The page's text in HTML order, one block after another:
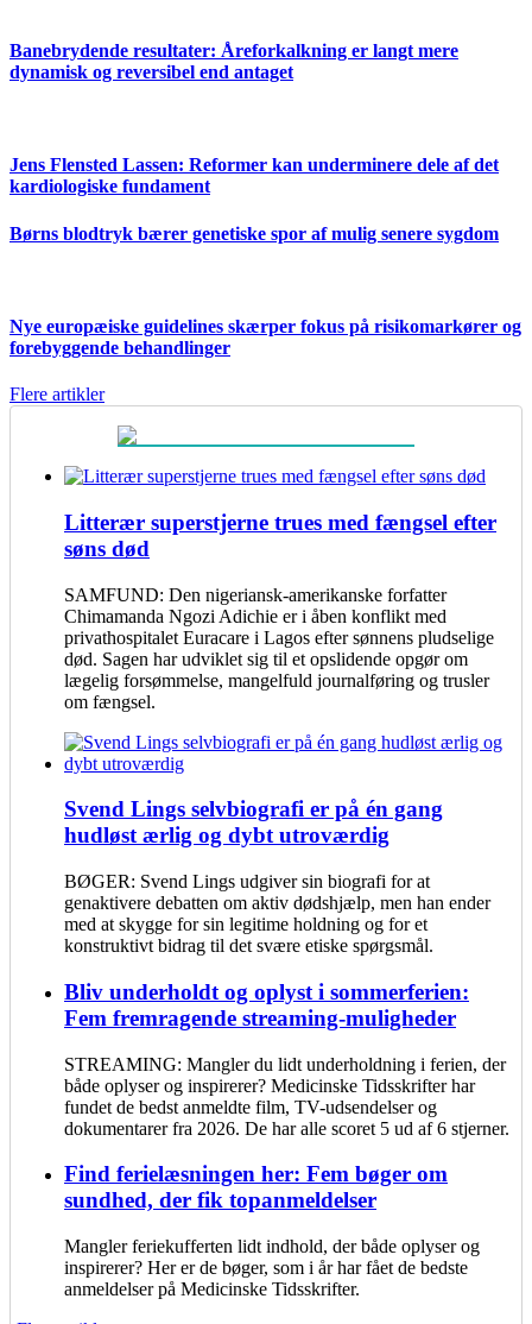
Banebrydende resultater: Åreforkalkning er langt mere
dynamisk og reversibel end antaget
Jens Flensted Lassen: Reformer kan underminere dele af det
kardiologiske fundament
Børns blodtryk bærer genetiske spor af mulig senere sygdom
Nye europæiske guidelines skærper fokus på risikomarkører og
forebyggende behandlinger
Flere artikler
Litterær superstjerne trues med fængsel efter
søns død
SAMFUND: Den nigeriansk-amerikanske forfatter
Chimamanda Ngozi Adichie er i åben konflikt med
privathospitalet Euracare i Lagos efter sønnens pludselige
død. Sagen har udviklet sig til et opslidende opgør om
lægelig forsømmelse, mangelfuld journalføring og trusler
om fængsel.
Svend Lings selvbiografi er på én gang
hudløst ærlig og dybt utroværdig
BØGER: Svend Lings udgiver sin biografi for at
genaktivere debatten om aktiv dødshjælp, men han ender
med at skygge for sin legitime holdning og for et
konstruktivt bidrag til det svære etiske spørgsmål.
Bliv underholdt og oplyst i sommerferien:
Fem fremragende streaming-muligheder
STREAMING: Mangler du lidt underholdning i ferien, der
både oplyser og inspirerer? Medicinske Tidsskrifter har
fundet de bedst anmeldte film, TV-udsendelser og
dokumentarer fra 2026. De har alle scoret 5 ud af 6 stjerner.
Find ferielæsningen her: Fem bøger om
sundhed, der fik topanmeldelser
Mangler feriekufferten lidt indhold, der både oplyser og
inspirerer? Her er de bøger, som i år har fået de bedste
anmeldelser på Medicinske Tidsskrifter.